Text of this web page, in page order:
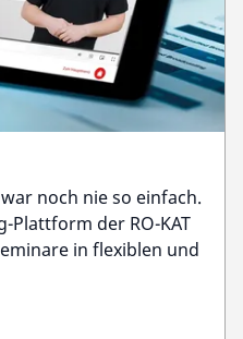
noch nie so einfach.
Plattform der RO-KAT
in flexiblen und